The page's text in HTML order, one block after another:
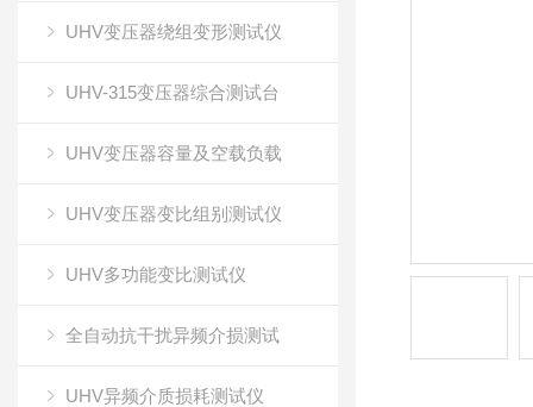
UHV变压器绕组变形测试仪
UHV-315变压器综合测试台
UHV变压器容量及空载负载
UHV变压器变比组别测试仪
UHV多功能变比测试仪
全自动抗干扰异频介损测试
UHV异频介质损耗测试仪